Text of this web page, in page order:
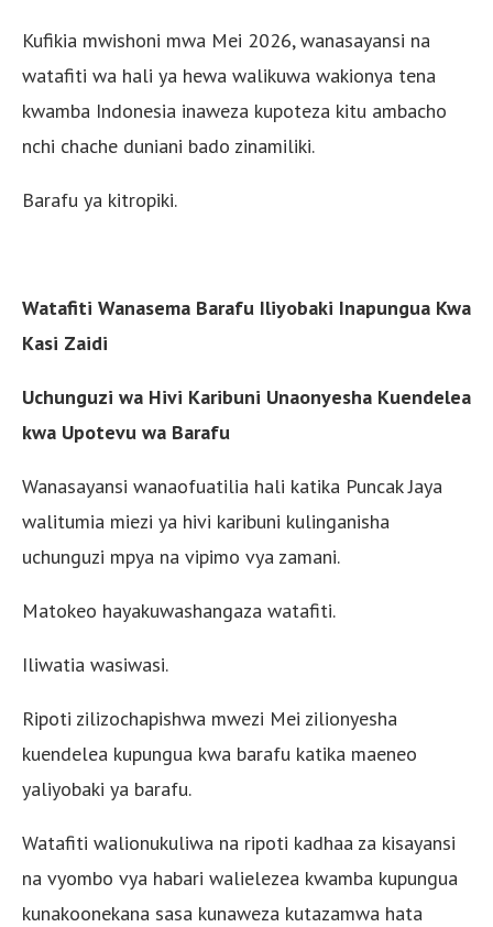
Kufikia mwishoni mwa Mei 2026, wanasayansi na
watafiti wa hali ya hewa walikuwa wakionya tena
kwamba Indonesia inaweza kupoteza kitu ambacho
nchi chache duniani bado zinamiliki.
Barafu ya kitropiki.
Watafiti Wanasema Barafu Iliyobaki Inapungua Kwa
Kasi Zaidi
Uchunguzi wa Hivi Karibuni Unaonyesha Kuendelea
kwa Upotevu wa Barafu
Wanasayansi wanaofuatilia hali katika Puncak Jaya
walitumia miezi ya hivi karibuni kulinganisha
uchunguzi mpya na vipimo vya zamani.
Matokeo hayakuwashangaza watafiti.
Iliwatia wasiwasi.
Ripoti zilizochapishwa mwezi Mei zilionyesha
kuendelea kupungua kwa barafu katika maeneo
yaliyobaki ya barafu.
Watafiti walionukuliwa na ripoti kadhaa za kisayansi
na vyombo vya habari walielezea kwamba kupungua
kunakoonekana sasa kunaweza kutazamwa hata